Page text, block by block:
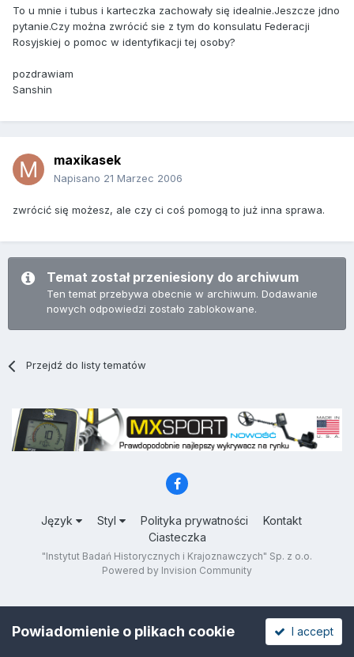
To u mnie i tubus i karteczka zachowały się idealnie.Jeszcze jdno
pytanie.Czy można zwrócić sie z tym do konsulatu Federacji
Rosyjskiej o pomoc w identyfikacji tej osoby?
pozdrawiam
Sanshin
maxikasek
Napisano 21 Marzec 2006
zwrócić się możesz, ale czy ci coś pomogą to już inna sprawa.
Temat został przeniesiony do archiwum
Ten temat przebywa obecnie w archiwum. Dodawanie
nowych odpowiedzi zostało zablokowane.
Przejdź do listy tematów
Język Styl Polityka prywatności
Kontakt
Ciasteczka
"Instytut Badań Historycznych i Krajoznawczych" Sp. z o.o.
Powered by Invision Community
Powiadomienie o plikach cookie I accept